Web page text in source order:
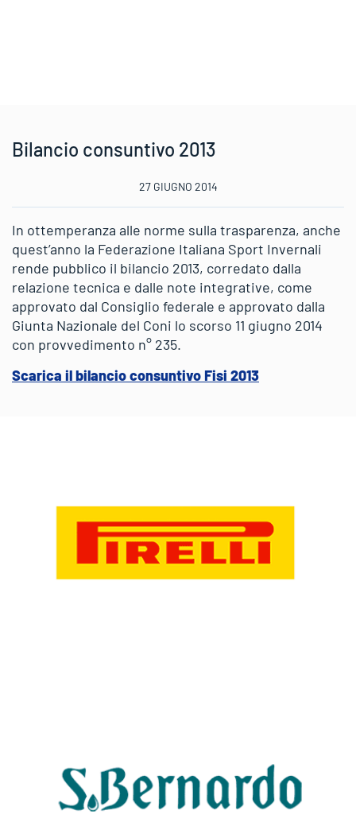
Bilancio consuntivo 2013
27 GIUGNO 2014
In ottemperanza alle norme sulla trasparenza, anche
quest’anno la Federazione Italiana Sport Invernali
rende pubblico il bilancio 2013, corredato dalla
relazione tecnica e dalle note integrative, come
approvato dal Consiglio federale e approvato dalla
Giunta Nazionale del Coni lo scorso 11 giugno 2014
con provvedimento n° 235.
Scarica il bilancio consuntivo Fisi 2013